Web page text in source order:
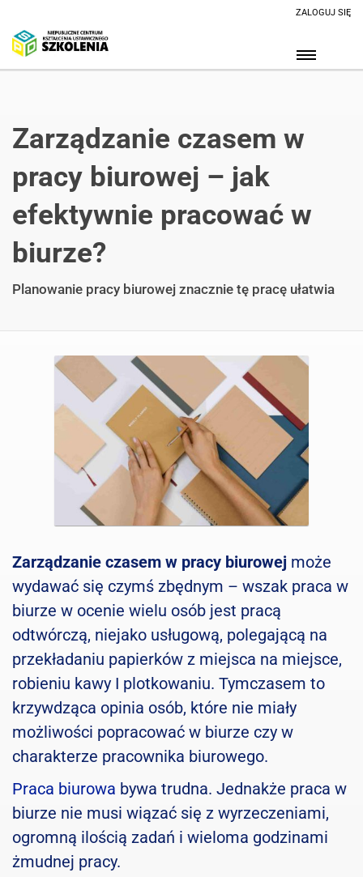
ZALOGUJ SIĘ
Zarządzanie czasem w
pracy biurowej – jak
efektywnie pracować w
biurze?
Planowanie pracy biurowej znacznie tę pracę ułatwia
Zarządzanie czasem w pracy biurowej może
wydawać się czymś zbędnym – wszak praca w
biurze w ocenie wielu osób jest pracą
odtwórczą, niejako usługową, polegającą na
przekładaniu papierków z miejsca na miejsce,
robieniu kawy I plotkowaniu. Tymczasem to
krzywdząca opinia osób, które nie miały
możliwości popracować w biurze czy w
charakterze pracownika biurowego.
Praca biurowa bywa trudna. Jednakże praca w
biurze nie musi wiązać się z wyrzeczeniami,
ogromną ilością zadań i wieloma godzinami
żmudnej pracy.